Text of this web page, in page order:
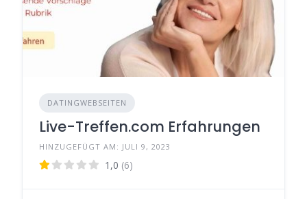
DATINGWEBSEITEN
Live-Treffen.com Erfahrungen
HINZUGEFÜGT AM: JULI 9, 2023
1,0 (6)